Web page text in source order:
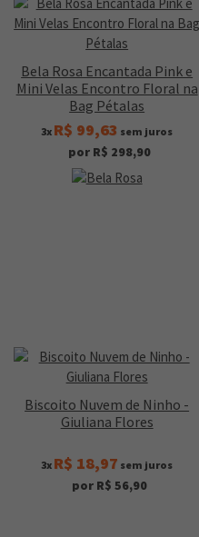
Bela Rosa Encantada Pink e
Mini Velas Encontro Floral na
Bag Pétalas
3x R$ 99,63 sem juros
por R$ 298,90
Biscoito Nuvem de Ninho -
Giuliana Flores
3x R$ 18,97 sem juros
por R$ 56,90